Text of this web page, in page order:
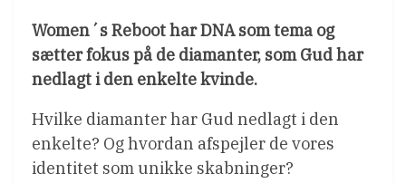
Women´s Reboot har DNA som tema og
sætter fokus på de diamanter, som Gud har
nedlagt i den enkelte kvinde.
Hvilke diamanter har Gud nedlagt i den
enkelte? Og hvordan afspejler de vores
identitet som unikke skabninger?